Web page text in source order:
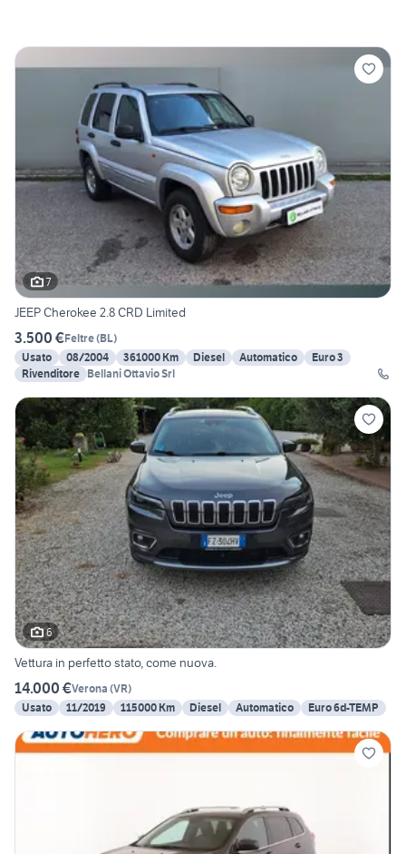
7
JEEP Cherokee 2.8 CRD Limited
3.500 €Feltre(BL)
Usato
08/2004 361000 Km Diesel Automatico
Euro 3
Rivenditore Bellani Ottavio Srl
6
Vettura in perfetto stato, come nuova.
14.000 €Verona (VR)
Usato
11/2019 115000 Km Diesel Automatico Euro 6d-TEMP